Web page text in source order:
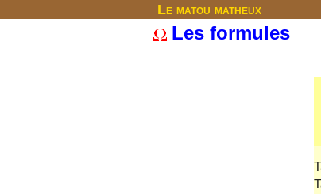
Le matou matheux
Les formules